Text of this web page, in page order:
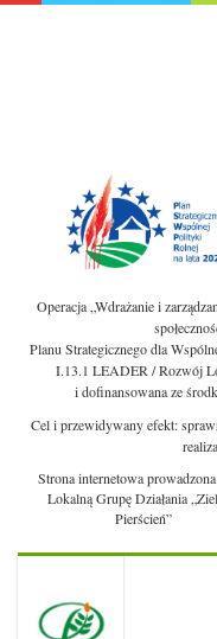
Operacja „Wdrażanie i
Planu Strategicznego dla
I.13.1 LEADER / Rozwój
i dofinansowana ze
Cel i przewidywany efekt:
Strona internetowa
Lokalną Grupę Działania
Pierścień”
Menu